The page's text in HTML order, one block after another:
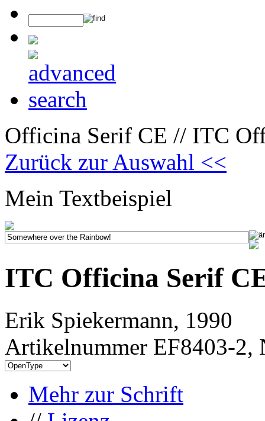
Officina Serif CE // ITC
Zurück zur Auswahl <<
Mein Textbeispiel
ITC Officina Serif
Erik Spiekermann, 1990
Artikelnummer EF8403-2,
Mehr zur Schrift